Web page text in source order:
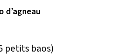
d’agneau
petits baos)